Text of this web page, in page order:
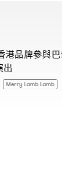
港品牌參與
出
Merry Lamb Lamb